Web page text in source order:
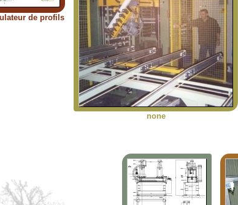
de profils
none